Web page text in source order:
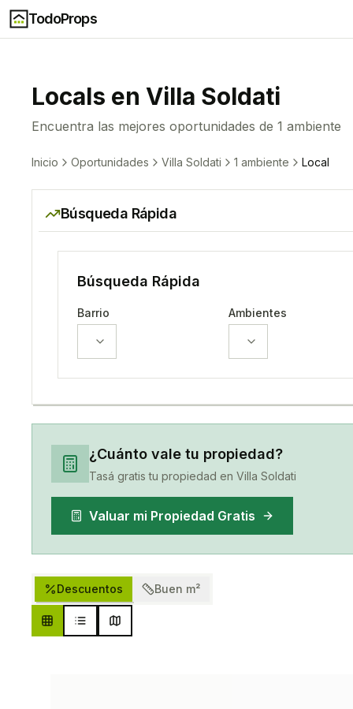
TodoProps
Locals en Villa Soldati
Encuentra las mejores oportunidades de 1 ambiente
Inicio Oportunidades Villa Soldati 1 ambiente Local
Búsqueda Rápida
Búsqueda Rápida
Barrio Ambientes
¿Cuánto vale tu propiedad?
Tasá gratis tu propiedad en Villa Soldati
Valuar mi Propiedad Gratis
Descuentos Buen m²